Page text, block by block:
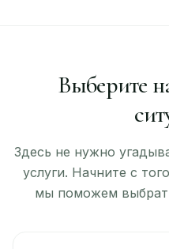
Выберите
Здесь не нужно
услуги. Начните с
мы поможем